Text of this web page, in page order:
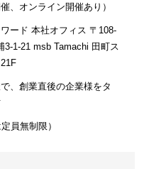
、オンライン開催あり）
ード 本社オフィス 〒108-
3-1-21 msb Tamachi 田町ス
、創業直後の企業様をタ
員無制限）